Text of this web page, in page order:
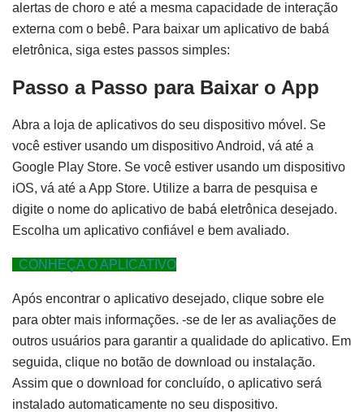
alertas de choro e até a mesma capacidade de interação
externa com o bebê. Para baixar um aplicativo de babá
eletrônica, siga estes passos simples:
Passo a Passo para Baixar o App
Abra a loja de aplicativos do seu dispositivo móvel. Se
você estiver usando um dispositivo Android, vá até a
Google Play Store. Se você estiver usando um dispositivo
iOS, vá até a App Store. Utilize a barra de pesquisa e
digite o nome do aplicativo de babá eletrônica desejado.
Escolha um aplicativo confiável e bem avaliado.
CONHEÇA O APLICATIVO
Após encontrar o aplicativo desejado, clique sobre ele
para obter mais informações. -se de ler as avaliações de
outros usuários para garantir a qualidade do aplicativo. Em
seguida, clique no botão de download ou instalação.
Assim que o download for concluído, o aplicativo será
instalado automaticamente no seu dispositivo.